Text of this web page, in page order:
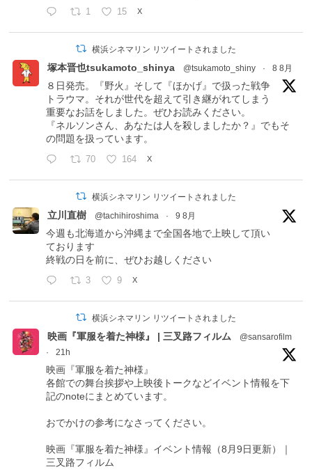
1 15 X
横浜シネマリン リツイートされました
塚本晋也tsukamoto_shinya @tsukamoto_shiny · 8 8月
８日発売。『野火』そして『ほかげ』で扱った戦争
トラウマ。それが世代を超えて引き継がれてしまう
重要なお話をしました。ぜひお読みください。
『ネルソンさん、あなたは人を殺しましたか？』でもそ
の問題を扱っています。
70 164 X
横浜シネマリン リツイートされました
立川直樹 @tachihiroshima · 9 8月
今週も北海道から沖縄まで全国各地で上映して頂い
ております
終戦の日を前に、ぜひお越しください
3 9 X
横浜シネマリン リツイートされました
映画『軍服を着た神様』 | 三叉路フィルム
@sansarofilm
·
21h
映画『軍服を着た神様』
各館での舞台挨拶や上映後トークなどイベント情報を下
記のnoteにまとめています。
おでかけの参考になさってください。
映画『軍服を着た神様』イベント情報（8月9日更新）｜
三叉路フィルム